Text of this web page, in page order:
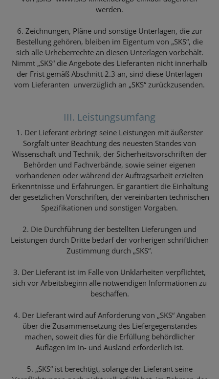
werden.
6. Zeichnungen, Pläne und sonstige Unterlagen, die zur
Bestellung gehören, bleiben im Eigentum von „SKS“, die
sich alle Urheberrechte an diesen Unterlagen vorbehält.
Nimmt „SKS“ die Angebote des Lieferanten nicht innerhalb
der Frist gemäß Abschnitt 2.3 an, sind diese Unterlagen
vom Lieferanten unverzüglich an „SKS“ zurückzusenden.
III. Leistungsumfang
1. Der Lieferant erbringt seine Leistungen mit äußerster
Sorgfalt unter Beachtung des neuesten Standes von
Wissenschaft und Technik, der Sicherheitsvorschriften der
Behörden und Fachverbände, sowie seiner eigenen
vorhandenen oder während der Auftragsarbeit erzielten
Erkenntnisse und Erfahrungen. Er garantiert die Einhaltung
der gesetzlichen Vorschriften, der vereinbarten technischen
Spezifikationen und sonstigen Vorgaben.
2. Die Durchführung der bestellten Lieferungen und
Leistungen durch Dritte bedarf der vorherigen schriftlichen
Zustimmung durch „SKS“.
3. Der Lieferant ist im Falle von Unklarheiten verpflichtet,
sich vor Arbeitsbeginn alle notwendigen Informationen zu
beschaffen.
4. Der Lieferant wird auf Anforderung von „SKS“ Angaben
über die Zusammensetzung des Liefergegenstandes
machen, soweit dies für die Erfüllung behördlicher
Auflagen im In- und Ausland erforderlich ist.
5. „SKS“ ist berechtigt, solange der Lieferant seine